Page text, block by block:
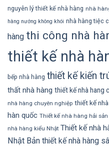
nguyên lý thiết kế nhà hàng nhà
hàng nướng không khói nhà hàng tiệc
hàng thi công nhà
thiết kế nhà
bếp nhà hàng thiết kế kiến
thất nhà hàng thiết kế nhà hang
nhà hàng chuyên nghiệp thiết kế
hàn quốc Thiết kế nhà hàng hải sản
nhà hàng kiểu Nhật Thiết kế nhà
Nhật Bản thiết kế nhà hàng